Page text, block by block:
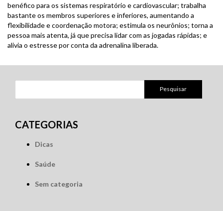
benéfico para os sistemas respiratório e cardiovascular; trabalha
bastante os membros superiores e inferiores, aumentando a
flexibilidade e coordenação motora; estimula os neurônios; torna a
pessoa mais atenta, já que precisa lidar com as jogadas rápidas; e
alivia o estresse por conta da adrenalina liberada.
Pesquisar
por:
CATEGORIAS
Dicas
Saúde
Sem categoria